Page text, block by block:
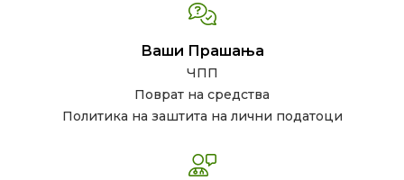
Ваши Прашања
ЧПП
Поврат на средства
Политика на заштита на лични податоци